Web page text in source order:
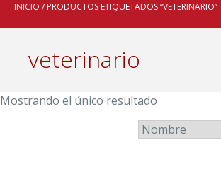
INICIO / PRODUCTOS ETIQUETADOS “VETERINARIO”
veterinario
Mostrando el único resultado